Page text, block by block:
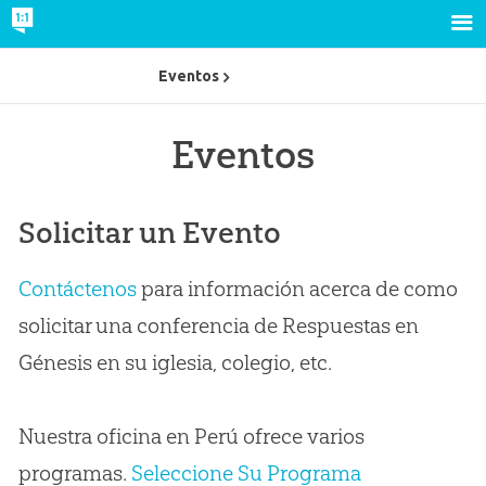
Eventos
Solicitar un Evento
Contáctenospara información acerca de como
solicitar una conferencia de Respuestas en
Génesis en su iglesia, colegio, etc.
Nuestra oficina en Perú ofrece varios
programas. Seleccione Su Programa
Eventos